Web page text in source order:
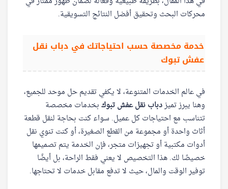
محركات البحث وتحقيق أفضل النتائج التسويقية.
خدمة مخصصة حسب احتياجاتك في دباب نقل
عفش تبوك
في عالم الخدمات المتنوعة، لا يكفي تقديم حل موحد للجميع،
وهنا يبرز تميزدباب نقل عفش تبوكبخدمات مخصصة
تتناسب مع احتياجات كل عميل. سواء كنت بحاجة لنقل قطعة
أثاث واحدة أو مجموعة من القطع الصغيرة، أو كنت تنوي نقل
أدوات مكتبية أو تجهيزات متجر، فإن الخدمة يتم تصميمها
خصيصًا لك. هذا التخصيص لا يعني فقط الراحة، بل أيضًا
توفير الوقت والمال، حيث لا تدفع مقابل خدمات لا تحتاجها.